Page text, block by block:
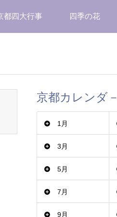
都四大行事 四季の花
京都カレンダ－
1月
3月
5月
7月
9月